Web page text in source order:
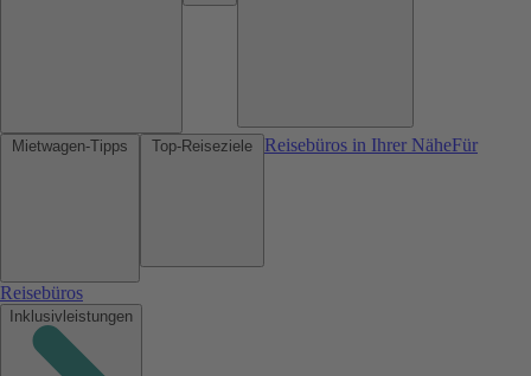
Reisebüros in Ihrer NäheFür
Reisebüros
Inklusivleistungen